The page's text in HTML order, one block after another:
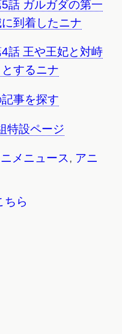
話 ガルガダの第一
到着したニナ
4話 王や王妃と対峙
するニナ
事を探す
特設ページ
メニュース, アニ
ちら